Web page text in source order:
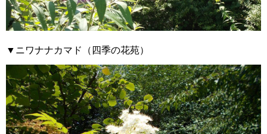
▼ニワナナカマド（四季の花苑）